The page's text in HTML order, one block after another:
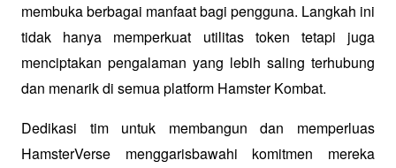
membuka berbagai manfaat bagi pengguna. Langkah ini
tidak hanya memperkuat utilitas token tetapi juga
menciptakan pengalaman yang lebih saling terhubung
dan menarik di semua platform Hamster Kombat.
Dedikasi tim untuk membangun dan memperluas
HamsterVerse menggarisbawahi komitmen mereka